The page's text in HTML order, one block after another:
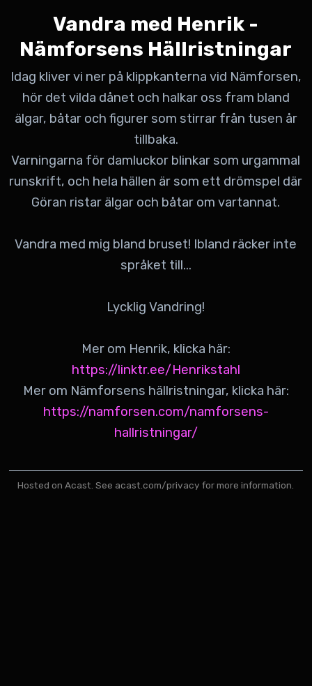
Vandra med Henrik -
Nämforsens Hällristningar
Idag kliver vi ner på klipp­kanterna vid Nämforsen,
hör det vilda dånet och halkar oss fram bland
älgar, båtar och figurer som stirrar från tusen år
tillbaka.
Varningarna för damluckor blinkar som urgammal
runskrift, och hela hällen är som ett drömspel där
Göran ristar älgar och båtar om vartannat.
Vandra med mig bland bruset! Ibland räcker inte
språket till...
Lycklig Vandring!
Mer om Henrik, klicka här:
https://linktr.ee/Henrikstahl
Mer om Nämforsens hällristningar, klicka här:
https://namforsen.com/namforsens-
hallristningar/
Hosted on Acast. See acast.com/privacy for more information.